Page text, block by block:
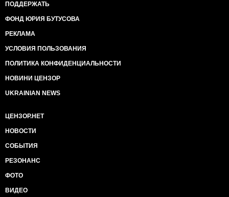
ПОДДЕРЖАТЬ
ФОНД ЮРИЯ БУТУСОВА
РЕКЛАМА
УСЛОВИЯ ПОЛЬЗОВАНИЯ
ПОЛИТИКА КОНФИДЕНЦИАЛЬНОСТИ
НОВИНИ ЦЕНЗОР
UKRAINIAN NEWS
ЦЕНЗОР.НЕТ
НОВОСТИ
СОБЫТИЯ
РЕЗОНАНС
ФОТО
ВИДЕО